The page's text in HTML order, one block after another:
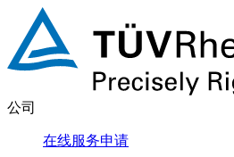
公司
在线服务申请